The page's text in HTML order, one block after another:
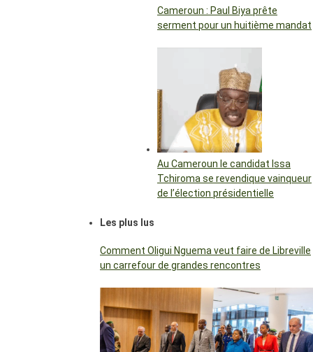
Cameroun : Paul Biya prête
serment pour un huitième mandat
Au Cameroun le candidat Issa
Tchiroma se revendique vainqueur
de l’élection présidentielle
Les plus lus
Comment Oligui Nguema veut faire de Libreville
un carrefour de grandes rencontres